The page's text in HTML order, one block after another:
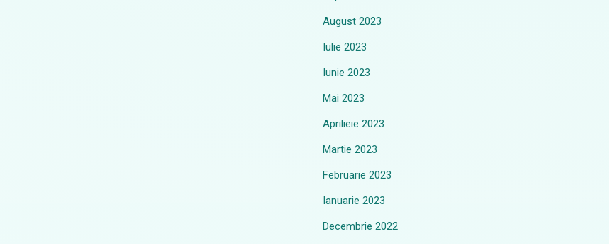
August 2023
Iulie 2023
Iunie 2023
Mai 2023
Aprilieie 2023
Martie 2023
Februarie 2023
Ianuarie 2023
Decembrie 2022